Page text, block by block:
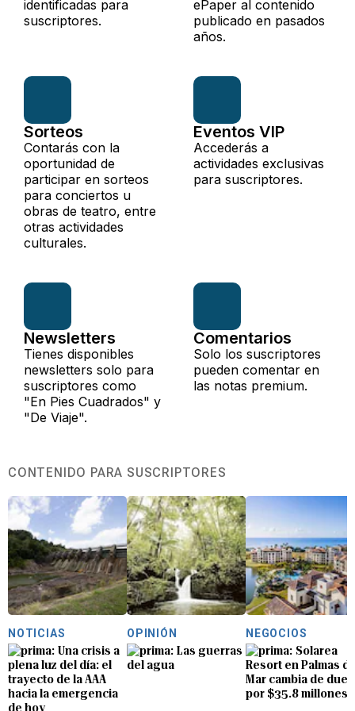
identificadas para
suscriptores.
ePaper al contenido
publicado en pasados
años.
Sorteos
Contarás con la
oportunidad de
participar en sorteos
para conciertos u
obras de teatro, entre
otras actividades
culturales.
Eventos VIP
Accederás a
actividades exclusivas
para suscriptores.
Newsletters
Tienes disponibles
newsletters solo para
suscriptores como
"En Pies Cuadrados" y
"De Viaje".
Comentarios
Solo los suscriptores
pueden comentar en
las notas premium.
CONTENIDO PARA SUSCRIPTORES
NOTICIAS
Una crisis a
plena luz del día: el
trayecto de la AAA
hacia la emergencia
de hoy
OPINIÓN
Las guerras
del agua
NEGOCIOS
Solarea
Resort en Palmas
Mar cambia de
por $35.8 millones